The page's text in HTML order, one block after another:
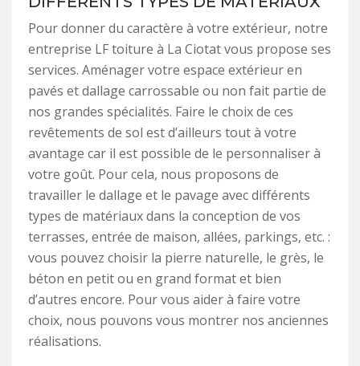
Pour donner du caractère à votre extérieur, notre
entreprise LF toiture à La Ciotat vous propose ses
services. Aménager votre espace extérieur en
pavés et dallage carrossable ou non fait partie de
nos grandes spécialités. Faire le choix de ces
revêtements de sol est d’ailleurs tout à votre
avantage car il est possible de le personnaliser à
votre goût. Pour cela, nous proposons de
travailler le dallage et le pavage avec différents
types de matériaux dans la conception de vos
terrasses, entrée de maison, allées, parkings, etc. :
vous pouvez choisir la pierre naturelle, le grès, le
béton en petit ou en grand format et bien
d’autres encore. Pour vous aider à faire votre
choix, nous pouvons vous montrer nos anciennes
réalisations.